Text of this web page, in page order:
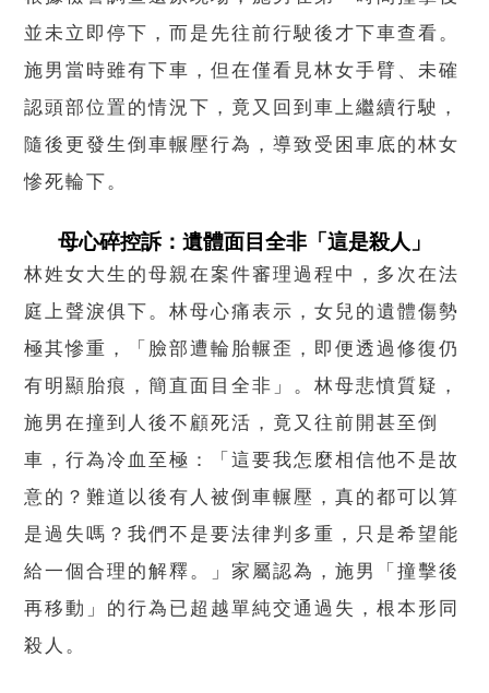
並未立即停下，而是先往前行駛後才下車查看。
施男當時雖有下車，但在僅看見林女手臂、未確
認頭部位置的情況下，竟又回到車上繼續行駛，
隨後更發生倒車輾壓行為，導致受困車底的林女
慘死輪下。
母心碎控訴：遺體面目全非「這是殺人」
林姓女大生的母親在案件審理過程中，多次在法
庭上聲淚俱下。林母心痛表示，女兒的遺體傷勢
極其慘重，「臉部遭輪胎輾歪，即便透過修復仍
有明顯胎痕，簡直面目全非」。林母悲憤質疑，
施男在撞到人後不顧死活，竟又往前開甚至倒
車，行為冷血至極：「這要我怎麼相信他不是故
意的？難道以後有人被倒車輾壓，真的都可以算
是過失嗎？我們不是要法律判多重，只是希望能
給一個合理的解釋。」家屬認為，施男「撞擊後
再移動」的行為已超越單純交通過失，根本形同
殺人。